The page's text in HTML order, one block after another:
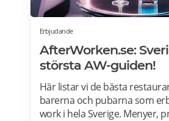
Erbjudande
AfterWorken.se:
största AW-guiden!
Här listar vi de bästa
barerna och pubarna som
work i hela Sverige. Menyer,